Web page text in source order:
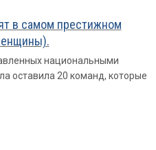
в самом престижном
национальными
оставила 20 команд, которые